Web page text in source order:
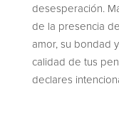
desesperación.
de la presencia
amor, su bondad
calidad de tus
declares